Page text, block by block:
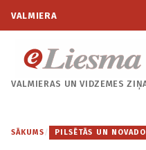
VALMIERA
VALMIERAS UNVIDZEMES
SĀKUMS / PILSĒTĀS UN